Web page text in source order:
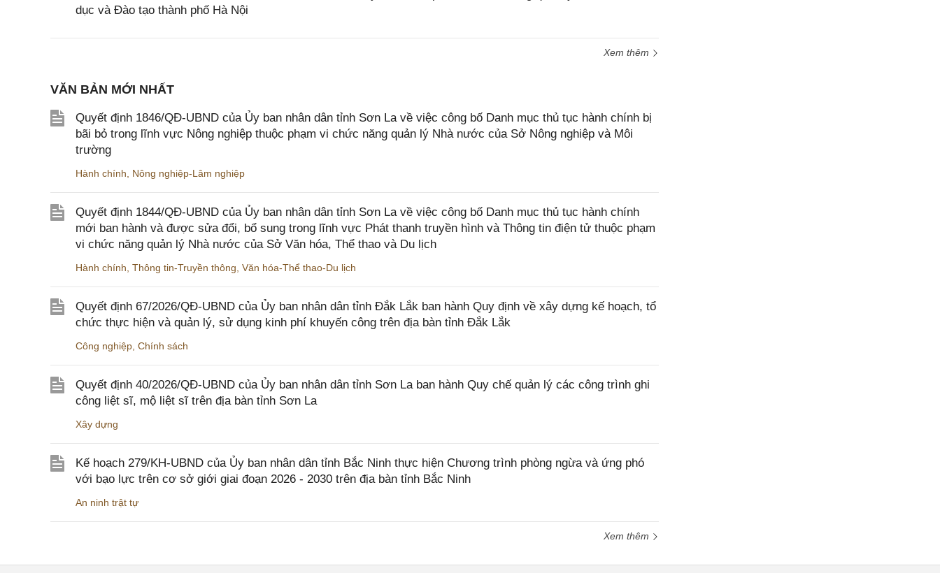
dục và Đào tạo thành phố Hà Nội
Xem thêm
VĂN BẢN MỚI NHẤT
Quyết định 1846/QĐ-UBND của Ủy ban nhân dân tỉnh Sơn La về việc công bố Danh mục thủ tục hành chính bị
bãi bỏ trong lĩnh vực Nông nghiệp thuộc phạm vi chức năng quản lý Nhà nước của Sở Nông nghiệp và Môi
trường
Hành chính Nông nghiệp-Lâm nghiệp
Quyết định 1844/QĐ-UBND của Ủy ban nhân dân tỉnh Sơn La về việc công bố Danh mục thủ tục hành chính
mới ban hành và được sửa đổi, bổ sung trong lĩnh vực Phát thanh truyền hình và Thông tin điện tử thuộc phạm
vi chức năng quản lý Nhà nước của Sở Văn hóa, Thể thao và Du lịch
Hành chính Thông tin-Truyền thông Văn hóa-Thể thao-Du lịch
Quyết định 67/2026/QĐ-UBND của Ủy ban nhân dân tỉnh Đắk Lắk ban hành Quy định về xây dựng kế hoạch, tổ
chức thực hiện và quản lý, sử dụng kinh phí khuyến công trên địa bàn tỉnh Đắk Lắk
Công nghiệp Chính sách
Quyết định 40/2026/QĐ-UBND của Ủy ban nhân dân tỉnh Sơn La ban hành Quy chế quản lý các công trình ghi
công liệt sĩ, mộ liệt sĩ trên địa bàn tỉnh Sơn La
Xây dựng
Kế hoạch 279/KH-UBND của Ủy ban nhân dân tỉnh Bắc Ninh thực hiện Chương trình phòng ngừa và ứng phó
với bạo lực trên cơ sở giới giai đoạn 2026 - 2030 trên địa bàn tỉnh Bắc Ninh
An ninh trật tự
Xem thêm